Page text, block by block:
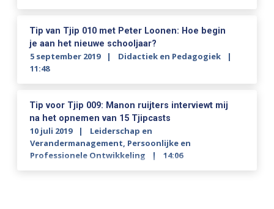
Tip van Tjip 010 met Peter Loonen: Hoe begin
je aan het nieuwe schooljaar?
5 september 2019
Didactiek en Pedagogiek
11:48
Tip voor Tjip 009: Manon ruijters interviewt mij
na het opnemen van 15 Tjipcasts
10 juli 2019
Leiderschap en
Verandermanagement, Persoonlijke en
Professionele Ontwikkeling
14:06